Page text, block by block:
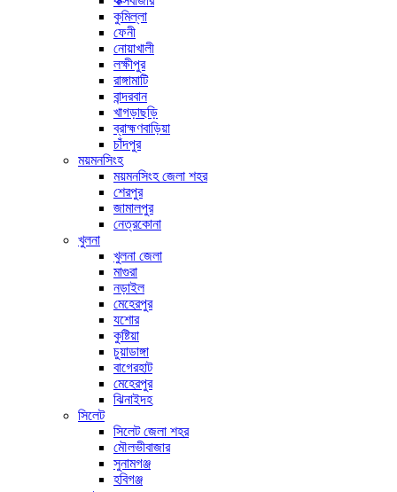
কুমিল্লা
ফেনী
নোয়াখালী
লক্ষীপুর
রাঙ্গামাটি
বান্দরবান
খাগড়াছড়ি
ব্রাহ্মণবাড়িয়া
চাঁদপুর
ময়মনসিংহ
ময়মনসিংহ জেলা শহর
শেরপুর
জামালপুর
নেত্রকোনা
খুলনা
খুলনা জেলা
মাগুরা
নড়াইল
মেহেরপুর
যশোর
কুষ্টিয়া
চুয়াডাঙ্গা
বাগেরহাট
মেহেরপুর
ঝিনাইদহ
সিলেট
সিলেট জেলা শহর
মৌলভীবাজার
সুনামগঞ্জ
হবিগঞ্জ